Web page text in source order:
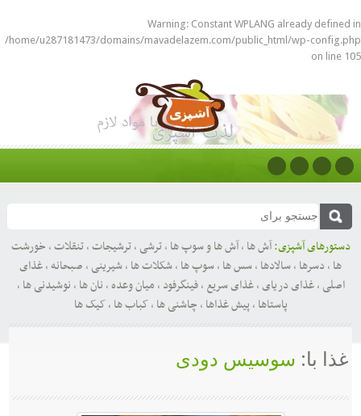
Warning: Constant WPLANG already defined in
/home/u287181473/domains/mavadelazem.com/public_html/wp-config.php
on line 105
دستورهای آشپزی:آش ها ,آش ها و سوپ ها ,ترشی ,ترشیجات,تنقلات, خورشت
ها ,دسرها ,سالادها ,سس ها ,سوپ ها ,شکلات ها ,شیرینی , صبحانه,غذای
اصلی ,غذای دریای,غذای سریع ,فینگرفود , میان وعده, نان ها , نوشیدنی ها ,
پاستاها ,پیش غذاها , چاشنی ها ,کباب ها ,کیک ها
غذا با: سوسیس دودی